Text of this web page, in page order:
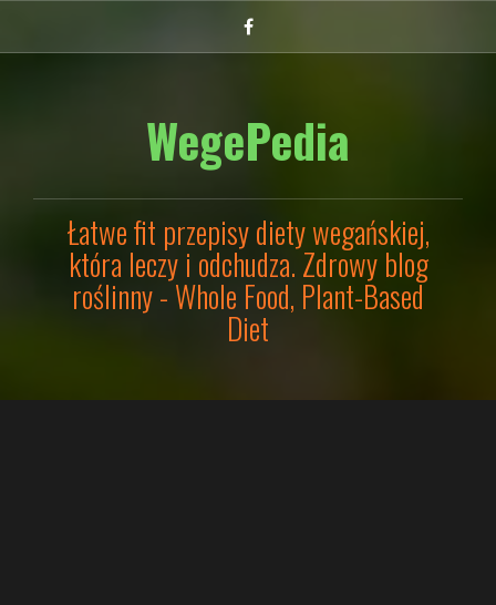
do
WegePedia
Łatwe fit przepisy diety wegańskiej,
która leczy i odchudza. Zdrowy blog
roślinny - Whole Food, Plant-Based
Diet